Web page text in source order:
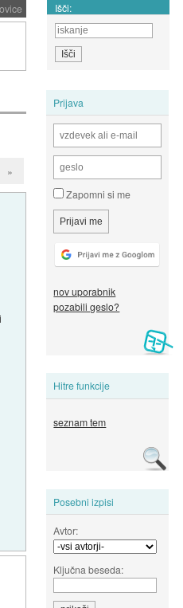
Išči:
Prijava
Zapomni si me
nov uporabnik
pozabili geslo?
Hitre funkcije
seznam tem
Posebni izpisi
Avtor:
Ključna beseda:
»